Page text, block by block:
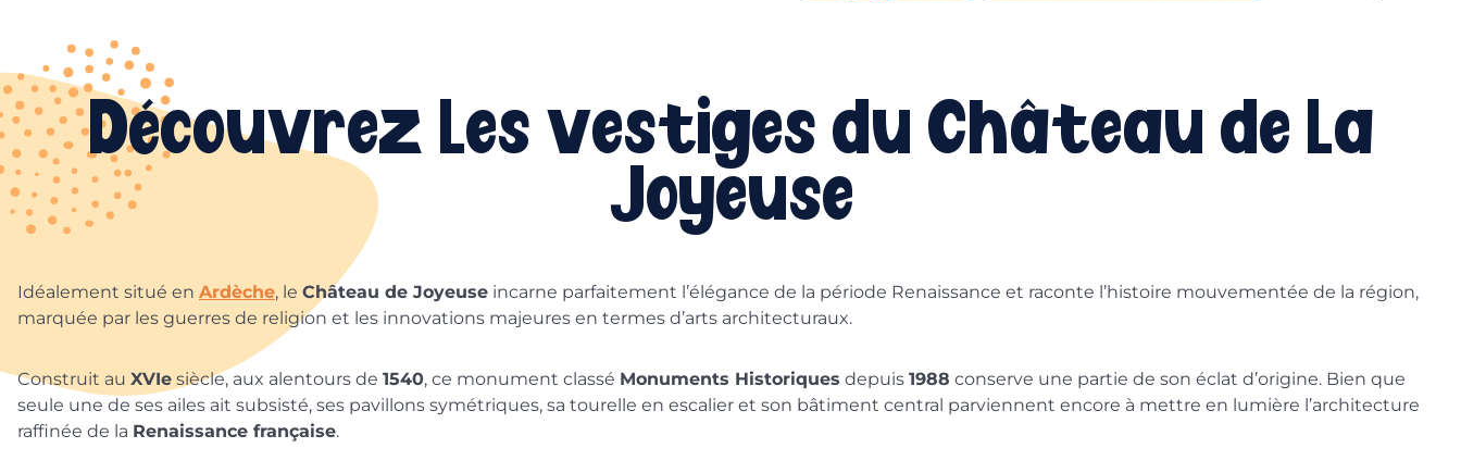
Découvrez les vestiges du Château de la
Joyeuse
Idéalement situé en Ardèche, le Château de Joyeuse incarne parfaitement l’élégance de la période Renaissance et raconte l’histoire mouvementée de la région,
marquée par les guerres de religion et les innovations majeures en termes d’arts architecturaux.
Construit au XVIe siècle, aux alentours de 1540, ce monument classé Monuments Historiques depuis 1988 conserve une partie de son éclat d’origine. Bien que
seule une de ses ailes ait subsisté, ses pavillons symétriques, sa tourelle en escalier et son bâtiment central parviennent encore à mettre en lumière l’architecture
raffinée de la Renaissance française.